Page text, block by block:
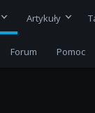
Artykuły
Forum Pomoc